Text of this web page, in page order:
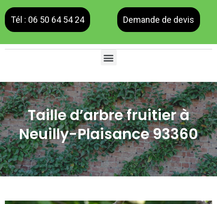
Tél : 06 50 64 54 24 Demande de devis
Taille d’arbre fruitier à
Neuilly-Plaisance 93360